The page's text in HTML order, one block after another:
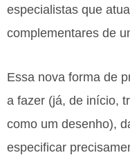
especialistas que
complementares de
Essa nova forma de
a fazer (já, de início,
como um desenho),
especificar